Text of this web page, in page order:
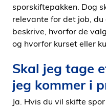
sporskiftepakken. Dog
relevante for det job,
beskrive, hvorfor de
og hvorfor kurset eller
Skal jeg tage
jeg kommer i
Ja. Hvis du vil skifte